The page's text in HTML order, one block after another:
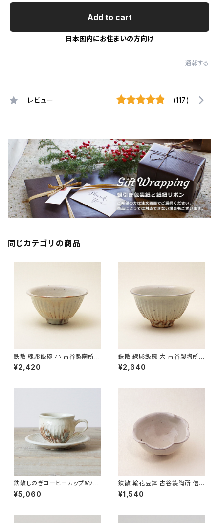
Add to cart
日本国内にお住まいの方向け
通報する
レビュー (117)
同じカテゴリの商品
鉄散 線彫飯碗 小 古谷製陶所
信楽焼【伝統工芸品】【民藝品】
【ギフト プレゼント】【父の日 お
¥2,420
鉄散 線彫飯碗 大 古谷製陶所
信楽焼【伝統工芸品】【民藝品】
【ギフト プレゼント】【父の日 お
¥2,640
鉄散しのぎコーヒーカップ&ソー
サー 古谷製陶所 信楽焼【伝統
工芸品】【民藝品】【ギフト プレゼ
¥5,060
鉄散 輪花豆鉢 古谷製陶所 信楽
焼【伝統工芸品】【民藝品】【ギフ
ト プレゼント】【父の日 お誕生
¥1,540